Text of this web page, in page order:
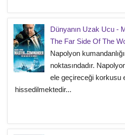
Dünyanın Uzak Ucu -
The Far Side Of The
Napolyon
noktasındadır.
ele geçireceği korkusu
hissedilmektedir...